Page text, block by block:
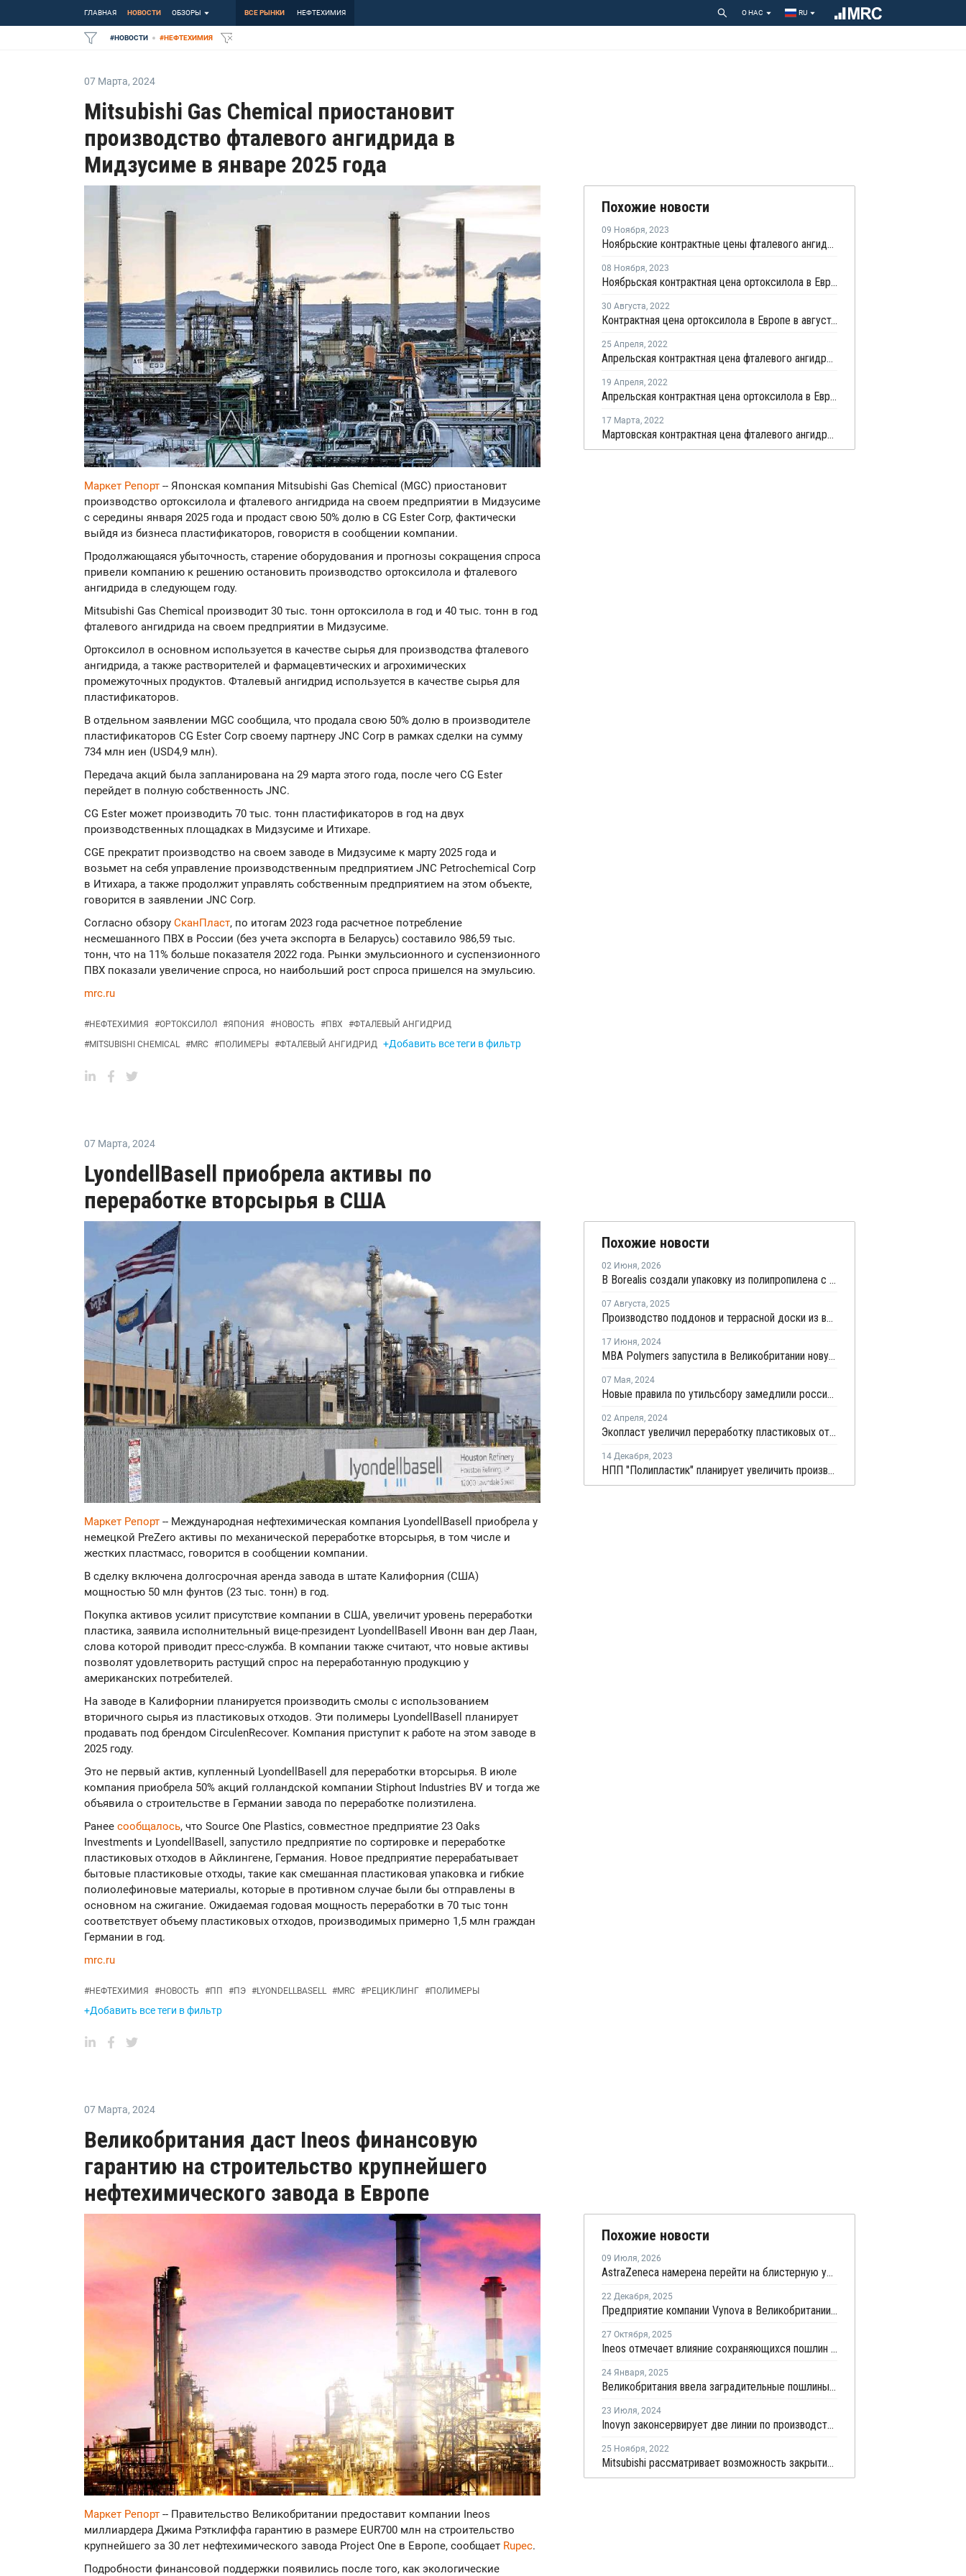
ГЛАВНАЯ НОВОСТИ ОБЗОРЫ ВСЕ РЫНКИ НЕФТЕХИМИЯ О НАС RU
#НОВОСТИ #НЕФТЕХИМИЯ
07 Марта, 2024
Mitsubishi Gas Chemical приостановит
производство фталевого ангидрида в
Мидзусиме в январе 2025 года
Маркет Репорт -- Японская компания Mitsubishi Gas Chemical (MGC) приостановит
производство ортоксилола и фталевого ангидрида на своем предприятии в Мидзусиме
с середины января 2025 года и продаст свою 50% долю в CG Ester Corp, фактически
выйдя из бизнеса пластификаторов, говористя в сообщении компании.
Продолжающаяся убыточность, старение оборудования и прогнозы сокращения спроса
привели компанию к решению остановить производство ортоксилола и фталевого
ангидрида в следующем году.
Mitsubishi Gas Chemical производит 30 тыс. тонн ортоксилола в год и 40 тыс. тонн в год
фталевого ангидрида на своем предприятии в Мидзусиме.
Ортоксилол в основном используется в качестве сырья для производства фталевого
ангидрида, а также растворителей и фармацевтических и агрохимических
промежуточных продуктов. Фталевый ангидрид используется в качестве сырья для
пластификаторов.
В отдельном заявлении MGC сообщила, что продала свою 50% долю в производителе
пластификаторов CG Ester Corp своему партнеру JNC Corp в рамках сделки на сумму
734 млн иен (USD4,9 млн).
Передача акций была запланирована на 29 марта этого года, после чего CG Ester
перейдет в полную собственность JNC.
CG Ester может производить 70 тыс. тонн пластификаторов в год на двух
производственных площадках в Мидзусиме и Итихаре.
CGE прекратит производство на своем заводе в Мидзусиме к марту 2025 года и
возьмет на себя управление производственным предприятием JNC Petrochemical Corp
в Итихара, а также продолжит управлять собственным предприятием на этом объекте,
говорится в заявлении JNC Corp.
Согласно обзору СканПласт, по итогам 2023 года расчетное потребление
несмешанного ПВХ в России (без учета экспорта в Беларусь) составило 986,59 тыс.
тонн, что на 11% больше показателя 2022 года. Рынки эмульсионного и суспензионного
ПВХ показали увеличение спроса, но наибольший рост спроса пришелся на эмульсию.
mrc.ru
#НЕФТЕХИМИЯ #ОРТОКСИЛОЛ #ЯПОНИЯ #НОВОСТЬ #ПВХ #ФТАЛЕВЫЙ АНГИДРИД
#MITSUBISHI CHEMICAL #MRC #ПОЛИМЕРЫ #ФТАЛЕВЫЙ АНГИДРИД +Добавить все теги в фильтр
Похожие новости
09 Ноября, 2023
Ноябрьские контрактные цены фталевого ангидрида в Европе снизились на EUR20 за тонну
08 Ноября, 2023
Ноябрьская контрактная цена ортоксилола в Европе снизилась на EUR20 за тонну
30 Августа, 2022
Контрактная цена ортоксилола в Европе в августе снизилась на EUR75 за тонну
25 Апреля, 2022
Апрельская контрактная цена фталевого ангидрида в Европе выросла на EUR295 за тонну
19 Апреля, 2022
Апрельская контрактная цена ортоксилола в Европе выросла на EUR295 за тонну
17 Марта, 2022
Мартовская контрактная цена фталевого ангидрида в Европе выросла на EUR150 за тонну
07 Марта, 2024
LyondellBasell приобрела активы по
переработке вторсырья в США
Маркет Репорт -- Международная нефтехимическая компания LyondellBasell приобрела у
немецкой PreZero активы по механической переработке вторсырья, в том числе и
жестких пластмасс, говорится в сообщении компании.
В сделку включена долгосрочная аренда завода в штате Калифорния (США)
мощностью 50 млн фунтов (23 тыс. тонн) в год.
Покупка активов усилит присутствие компании в США, увеличит уровень переработки
пластика, заявила исполнительный вице-президент LyondellBasell Ивонн ван дер Лаан,
слова которой приводит пресс-служба. В компании также считают, что новые активы
позволят удовлетворить растущий спрос на переработанную продукцию у
американских потребителей.
На заводе в Калифорнии планируется производить смолы с использованием
вторичного сырья из пластиковых отходов. Эти полимеры LyondellBasell планирует
продавать под брендом CirculenRecover. Компания приступит к работе на этом заводе в
2025 году.
Это не первый актив, купленный LyondellBasell для переработки вторсырья. В июле
компания приобрела 50% акций голландской компании Stiphout Industries BV и тогда же
объявила о строительстве в Германии завода по переработке полиэтилена.
Ранее сообщалось, что Source One Plastics, совместное предприятие 23 Oaks
Investments и LyondellBasell, запустило предприятие по сортировке и переработке
пластиковых отходов в Айклингене, Германия. Новое предприятие перерабатывает
бытовые пластиковые отходы, такие как смешанная пластиковая упаковка и гибкие
полиолефиновые материалы, которые в противном случае были бы отправлены в
основном на сжигание. Ожидаемая годовая мощность переработки в 70 тыс тонн
соответствует объему пластиковых отходов, производимых примерно 1,5 млн граждан
Германии в год.
mrc.ru
#НЕФТЕХИМИЯ #НОВОСТЬ #ПП #ПЭ #LYONDELLBASELL #MRC #РЕЦИКЛИНГ #ПОЛИМЕРЫ
+Добавить все теги в фильтр
Похожие новости
02 Июня, 2026
В Borealis создали упаковку из полипропилена с 30% биоосновы
07 Августа, 2025
Производство поддонов и террасной доски из вторсырья запустили в Ессентуках
17 Июня, 2024
MBA Polymers запустила в Великобритании новую линию по переработке ПП из автомобильных бамперов
07 Мая, 2024
Новые правила по утильсбору замедлили российский авторынок в апреле
02 Апреля, 2024
Экопласт увеличил переработку пластиковых отходов на 25% в прошлом году
14 Декабря, 2023
НПП "Полипластик" планирует увеличить производство "зеленых" компаундов
07 Марта, 2024
Великобритания даст Ineos финансовую
гарантию на строительство крупнейшего
нефтехимического завода в Европе
Маркет Репорт -- Правительство Великобритании предоставит компании Ineos
миллиардера Джима Рэтклиффа гарантию в размере EUR700 млн на строительство
крупнейшего за 30 лет нефтехимического завода Project One в Европе, сообщает Rupec.
Подробности финансовой поддержки появились после того, как экологические
Похожие новости
09 Июля, 2026
AstraZeneca намерена перейти на блистерную упаковку из полипропилена
22 Декабря, 2025
Предприятие компании Vynova в Великобритании перешло под внешнее управление
27 Октября, 2025
Ineos отмечает влияние сохраняющихся пошлин на химическую продукцию на фоне падения прибыли
24 Января, 2025
Великобритания ввела заградительные пошлины на импорт ПВХ из США
23 Июля, 2024
Inovyn законсервирует две линии по производству ПВХ в Великобритании
25 Ноября, 2022
Mitsubishi рассматривает возможность закрытия своего завода MMA в Великобритании